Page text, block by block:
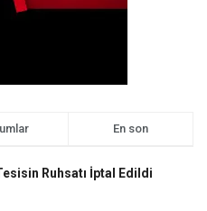
En son
Ruhsatı İptal Edildi